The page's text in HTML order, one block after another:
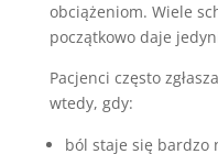
obciążeniom. Wiele
początkowo daje
Pacjenci często
wtedy, gdy:
ból staje się bardzo